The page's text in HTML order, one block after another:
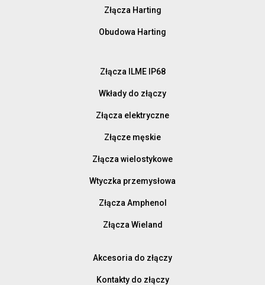
Złącza Harting
Obudowa Harting
Złącza ILME IP68
Wkłady do złączy
Złącza elektryczne
Złącze męskie
Złącza wielostykowe
Wtyczka przemysłowa
Złącza Amphenol
Złącza Wieland
Akcesoria do złączy
Kontakty do złączy